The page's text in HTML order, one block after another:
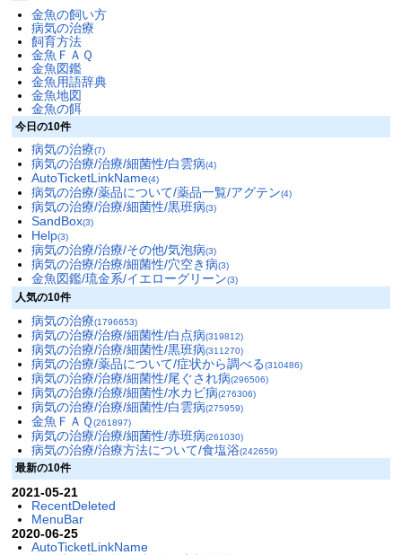
金魚の飼い方
病気の治療
飼育方法
金魚ＦＡＱ
金魚図鑑
金魚用語辞典
金魚地図
金魚の餌
今日の10件
病気の治療(7)
病気の治療/治療/細菌性/白雲病(4)
AutoTicketLinkName(4)
病気の治療/薬品について/薬品一覧/アグテン(4)
病気の治療/治療/細菌性/黒班病(3)
SandBox(3)
Help(3)
病気の治療/治療/その他/気泡病(3)
病気の治療/治療/細菌性/穴空き病(3)
金魚図鑑/琉金系/イエローグリーン(3)
人気の10件
病気の治療(1796653)
病気の治療/治療/細菌性/白点病(319812)
病気の治療/治療/細菌性/黒班病(311270)
病気の治療/薬品について/症状から調べる(310486)
病気の治療/治療/細菌性/尾ぐされ病(296506)
病気の治療/治療/細菌性/水カビ病(276306)
病気の治療/治療/細菌性/白雲病(275959)
金魚ＦＡＱ(261897)
病気の治療/治療/細菌性/赤班病(261030)
病気の治療/治療方法について/食塩浴(242659)
最新の10件
2021-05-21
RecentDeleted
MenuBar
2020-06-25
AutoTicketLinkName